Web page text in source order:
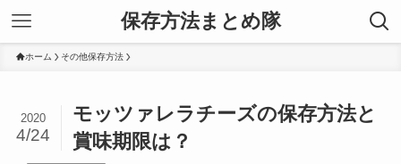
保存方法まとめ隊
ホーム その他保存方法
モッツァレラチーズの保存方法と
賞味期限は？
2020
4/24